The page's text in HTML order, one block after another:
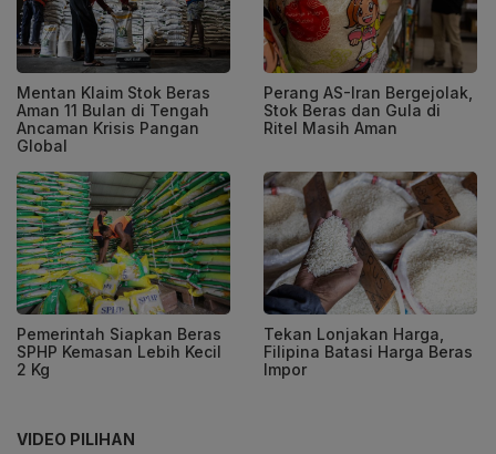
Mentan Klaim Stok Beras
Aman 11 Bulan di Tengah
Ancaman Krisis Pangan
Global
Perang AS-Iran Bergejolak,
Stok Beras dan Gula di
Ritel Masih Aman
Pemerintah Siapkan Beras
SPHP Kemasan Lebih Kecil
2 Kg
Tekan Lonjakan Harga,
Filipina Batasi Harga Beras
Impor
VIDEO PILIHAN